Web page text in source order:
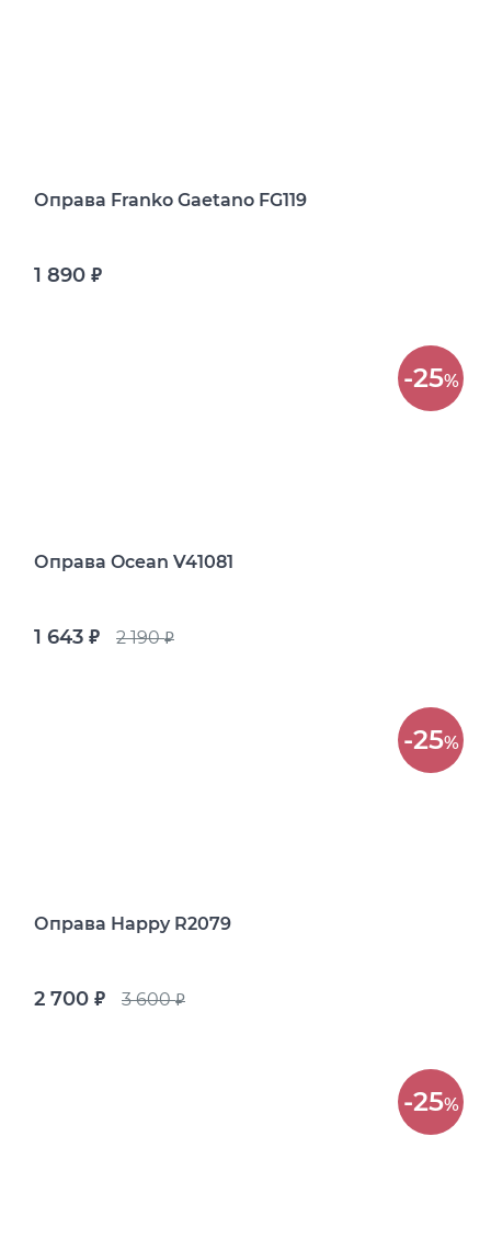
Оправа Franko Gaetano FG119
1 890 руб.
-25%
Оправа Ocean V41081
1 643 руб. 2 190руб.
-25%
Оправа Happy R2079
2 700 руб. 3 600руб.
-25%